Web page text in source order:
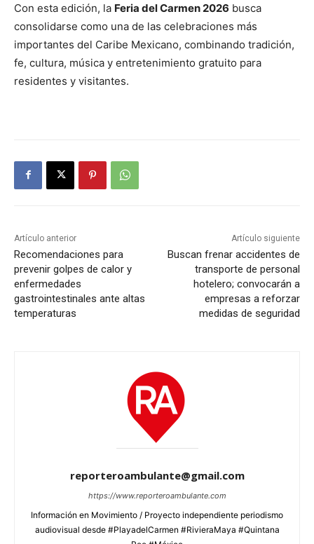
Con esta edición, la Feria del Carmen 2026 busca
consolidarse como una de las celebraciones más
importantes del Caribe Mexicano, combinando tradición,
fe, cultura, música y entretenimiento gratuito para
residentes y visitantes.
Artículo anterior
Recomendaciones para
prevenir golpes de calor y
enfermedades
gastrointestinales ante altas
temperaturas
Artículo siguiente
Buscan frenar accidentes de
transporte de personal
hotelero; convocarán a
empresas a reforzar
medidas de seguridad
reporteroambulante@gmail.com
https://www.reporteroambulante.com
Información en Movimiento / Proyecto independiente periodismo
audiovisual desde #PlayadelCarmen #RivieraMaya #Quintana